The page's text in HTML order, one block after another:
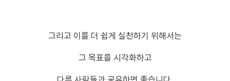
그리고 이를 더 쉽게 실천하기 위해서는
그 목표를 시각화하고